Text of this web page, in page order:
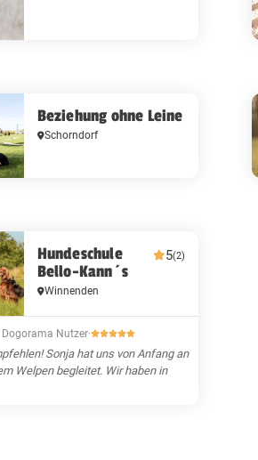
Beziehung ohne Leine
Schorndorf
Hundeschule
Bello-Kann´s
5(2)
Winnenden
Nutzer·
Sonja hat uns von Anfang an
Welpen begleitet. Wir haben in